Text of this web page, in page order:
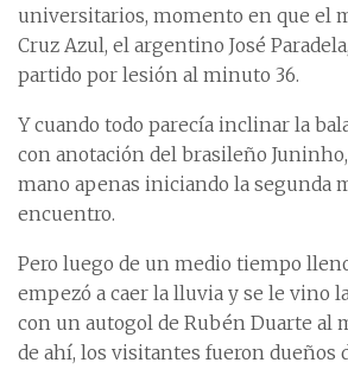
universitarios, momento en que el
Cruz Azul, el argentino José
partido por lesión al minuto 36.
Y cuando todo parecía inclinar la
con anotación del brasileño
mano apenas iniciando la segunda
encuentro.
Pero luego de un medio tiempo
empezó a caer la lluvia y se le vino
con un autogol de Rubén Duarte al
de ahí, los visitantes fueron dueños